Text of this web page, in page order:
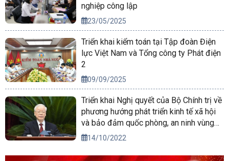
nghiệp công lập
23/05/2025
Triển khai kiểm toán tại Tập đoàn Điện
lực Việt Nam và Tổng công ty Phát điện
2
09/09/2025
Triển khai Nghị quyết của Bộ Chính trị về
phương hướng phát triển kinh tế xã hội
và bảo đảm quốc phòng, an ninh vùng
Tây Nguyên đến năm 2030, tầm nhìn
14/10/2022